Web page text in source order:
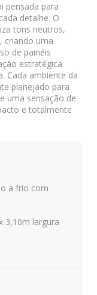
pensada para
detalhe. O
tons neutros,
criando uma
de painéis
estratégica
Cada ambiente da
planejado para
uma sensação de
e totalmente
a frio com
3,10m largura